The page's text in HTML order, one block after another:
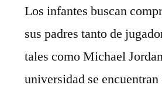
Los infantes buscan
sus padres tanto de
tales como Michael
universidad se